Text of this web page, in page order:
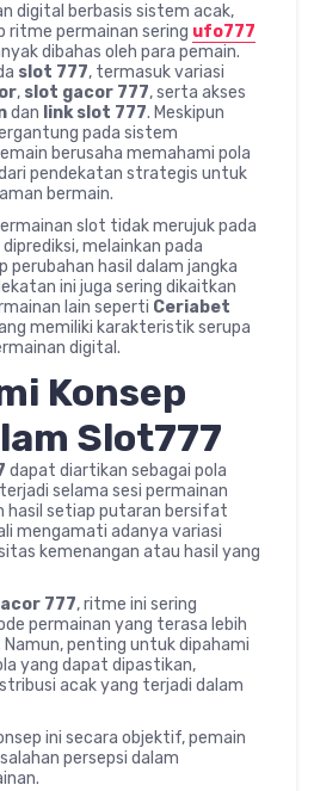
digital berbasis sistem acak,
ritme permainan sering ufo777
dibahas oleh para pemain.
slot 777, termasuk variasi
, slot gacor 777, serta akses
dan link slot 777. Meskipun
pada sistem
berusaha memahami pola
pendekatan strategis untuk
bermain.
slot tidak merujuk pada
melainkan pada
hasil dalam jangka
ini juga sering dikaitkan
lain seperti Ceriabet
memiliki karakteristik serupa
digital.
Konsep
Slot777
dapat diartikan sebagai pola
selama sesi permainan
hasil setiap putaran bersifat
mengamati adanya variasi
kemenangan atau hasil yang
777, ritme ini sering
permainan yang terasa lebih
penting untuk dipahami
yang dapat dipastikan,
acak yang terjadi dalam
ini secara objektif, pemain
persepsi dalam